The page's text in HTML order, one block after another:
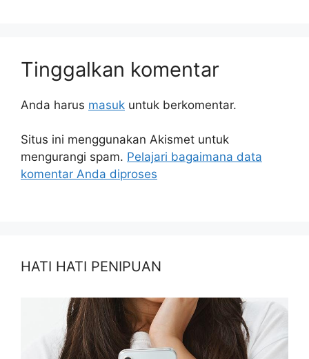
Tinggalkan komentar
Anda harus masuk untuk berkomentar.
Situs ini menggunakan Akismet untuk
mengurangi spam. Pelajari bagaimana data
komentar Anda diproses
HATI HATI PENIPUAN